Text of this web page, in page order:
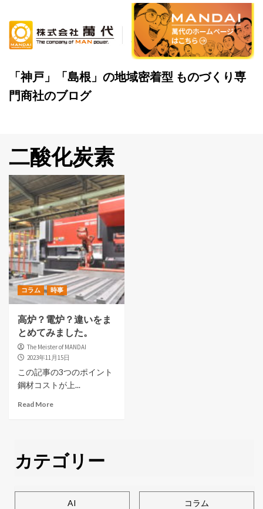
content
「神戸」「島根」の地域密着型 ものづくり専
門商社のブログ
二酸化炭素
コラム 時事
高炉？電炉？違いをま
とめてみました。
The Meister of MANDAI
2023年11月15日
この記事の3つのポイント
鋼材コストが上...
Read More
カテゴリー
AI コラム